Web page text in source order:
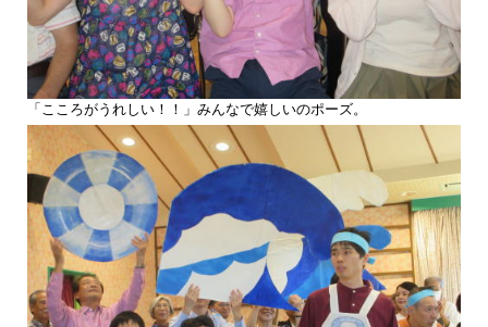
「こころがうれしい！！」みんなで嬉しいのポーズ。